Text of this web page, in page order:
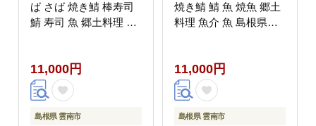
ば さば 焼き鯖 棒寿司
鯖 寿司 魚 郷土料理 島
11,000円
島根県 雲南市
焼き鯖 鯖 魚 焼魚 郷土
料理 魚介 魚 島根県雲
11,000円
島根県 雲南市